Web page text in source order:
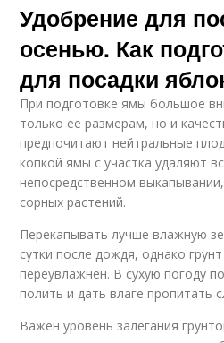
Удобрение для
осенью. Как
для посадки
При подготовке ямы большое
только ее размерам, но и
предпочитают нейтральные
копкой ямы с участка удаляют
непосредственном
сорных растений.
Перекапывать лучше влажную
сутки после дождя, однако
переувлажнен. В сухую погоду
полить и дать влаге пропитать
Важен уровень залегания